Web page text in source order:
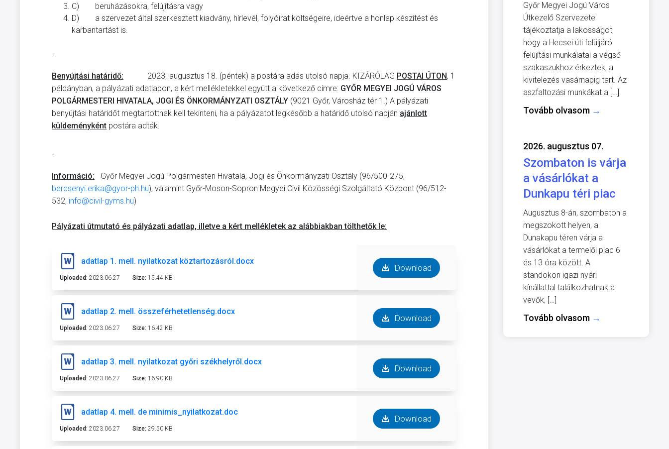
C) beruházásokra, felújításra vagy
D) a szervezet által szerkesztett kiadvány, hírlevél, folyóirat költségeire, ideértve a honlap készítést és
karbantartást is.
Benyújtási határidő: 2023. augusztus 18. (péntek) a postára adás utolsó napja. KIZÁRÓLAG POSTAI ÚTON, 1
példányban, a pályázati adatlapon, a kért mellékletekkel együtt a következő címre: GYŐR MEGYEI JOGÚ VÁROS
POLGÁRMESTERI HIVATALA, JOGI ÉS ÖNKORMÁNYZATI OSZTÁLY (9021 Győr, Városház tér 1.) A pályázati
benyújtási határidőt megtartottnak kell tekinteni, ha a pályázatot legkésőbb a határidő utolsó napján ajánlott
küldeményként postára adták.
Információ: Győr Megyei Jogú Polgármesteri Hivatala, Jogi és Önkormányzati Osztály (96/500-275,
bercsenyi.erika@gyor-ph.hu), valamint Győr-Moson-Sopron Megyei Civil Közösségi Szolgáltató Központ (96/512-
532, info@civil-gyms.hu)
Pályázati útmutató és pályázati adatlap, illetve a kért mellékletek az alábbiakban tölthetők le:
adatlap 1. mell. nyilatkozat köztartozásról.docx
Uploaded: 2023.06.27 Size: 15.44 KB
Download
adatlap 2. mell. összeférhetetlenség.docx
Uploaded: 2023.06.27 Size: 16.42 KB
Download
adatlap 3. mell. nyilatkozat győri székhelyről.docx
Uploaded: 2023.06.27 Size: 16.90 KB
Download
adatlap 4. mell. de minimis_nyilatkozat.doc
Uploaded: 2023.06.27 Size: 29.50 KB
Download
Győr Megyei Jogú Város
Útkezelő Szervezete
tájékoztatja a lakosságot,
hogy a Hecsei úti felüljáró
felújítási munkálatai a végső
szakaszukhoz érkeztek, a
kivitelezés vasárnapig tart. Az
aszfaltozási munkákat a […]
Tovább olvasom →
2026. augusztus 07.
Szombaton is várja
a vásárlókat a
Dunkapu téri piac
Augusztus 8-án, szombaton a
megszokott helyen, a
Dunakapu téren várja a
vásárlókat a termelői piac 6
és 13 óra között. A
standokon igazi nyári
kínállattal találkozhatnak a
vevők, […]
Tovább olvasom →